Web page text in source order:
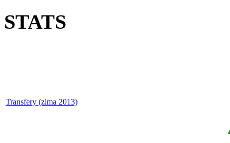
STATS
Transfery (zima 2013)